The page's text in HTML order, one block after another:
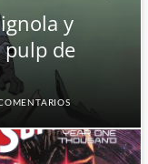
y
pulp de